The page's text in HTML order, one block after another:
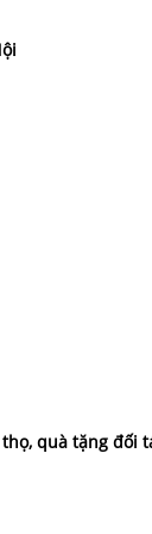
, quà tặng đối